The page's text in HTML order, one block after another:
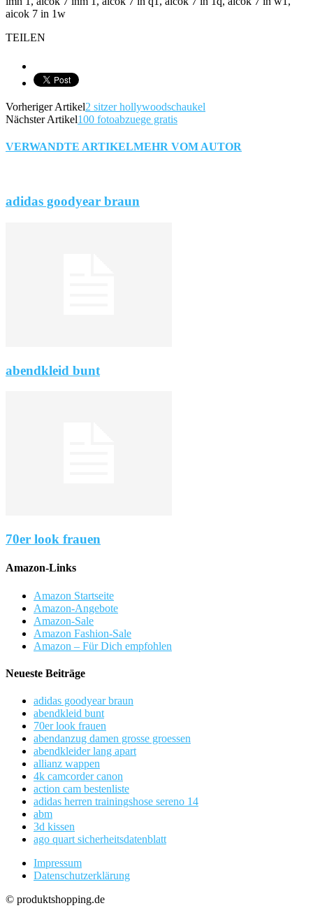
aicok 7 in 1w
TEILEN
Vorheriger Artikel2 sitzer hollywoodschaukel
Nächster Artikel100 fotoabzuege gratis
VERWANDTE ARTIKELMEHR VOM AUTOR
adidas goodyear braun
abendkleid bunt
70er look frauen
Amazon-Links
Amazon Startseite
Amazon-Angebote
Amazon-Sale
Amazon Fashion-Sale
Amazon – Für Dich empfohlen
Neueste Beiträge
adidas goodyear braun
abendkleid bunt
70er look frauen
abendanzug damen grosse groessen
abendkleider lang apart
allianz wappen
4k camcorder canon
action cam bestenliste
adidas herren trainingshose sereno 14
abm
3d kissen
ago quart sicherheitsdatenblatt
Impressum
Datenschutzerklärung
© produktshopping.de